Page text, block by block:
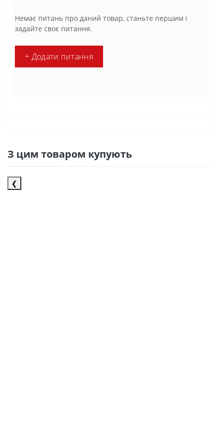
Немає питань про даний товар, станьте першим і
задайте своє питання.
+ Додати питання
З цим товаром купують
❮